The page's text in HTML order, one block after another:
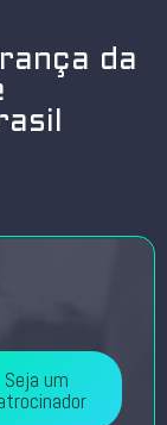
da
Seja um